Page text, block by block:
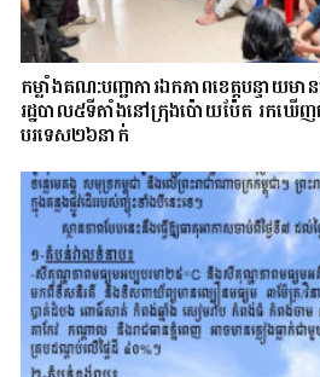
កម្លាំងគណ:បញ្ជាការឯកភាពខេត្តបន្ទាយមា
រដ្ឋបាល៥ទីតាំងនៅក្រុងប៉ោយប៉ែត រកឃើ
បរទេស២៦នាក់